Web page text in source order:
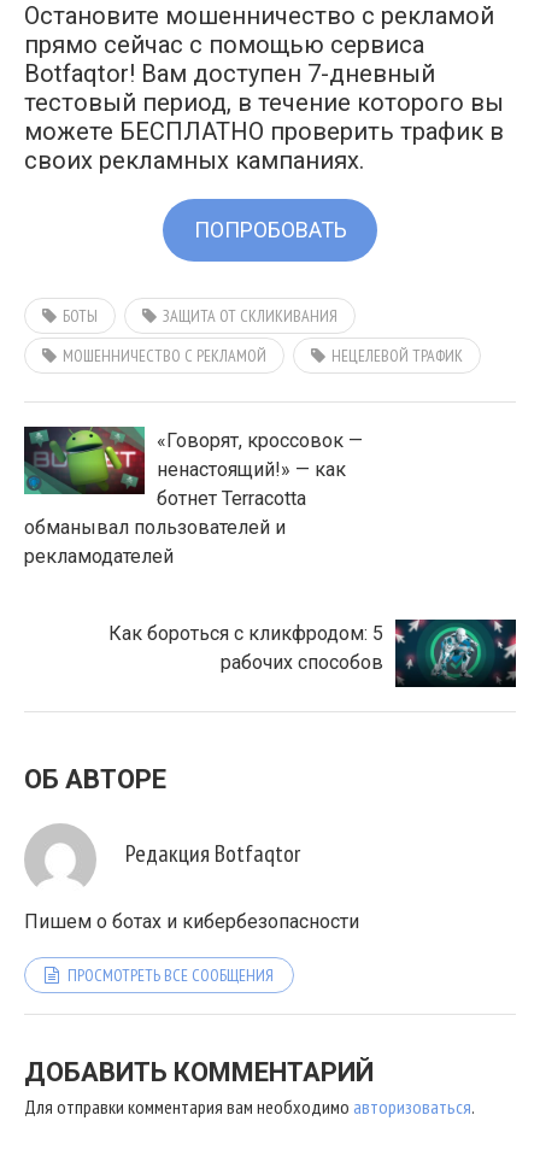
Остановите мошенничество с рекламой
прямо сейчас с помощью сервиса
Botfaqtor! Вам доступен 7-дневный
тестовый период, в течение которого вы
можете БЕСПЛАТНО проверить трафик в
своих рекламных кампаниях.
ПОПРОБОВАТЬ
БОТЫ
ЗАЩИТА ОТ СКЛИКИВАНИЯ
МОШЕННИЧЕСТВО С РЕКЛАМОЙ
НЕЦЕЛЕВОЙ ТРАФИК
«Говорят, кроссовок —
ненастоящий!» — как
ботнет Terracotta
обманывал пользователей и
рекламодателей
Как бороться с кликфродом: 5
рабочих способов
ОБ АВТОРЕ
Редакция Botfaqtor
Пишем о ботах и кибербезопасности
ПРОСМОТРЕТЬ ВСЕ СООБЩЕНИЯ
ДОБАВИТЬ КОММЕНТАРИЙ
Для отправки комментария вам необходимо авторизоваться.